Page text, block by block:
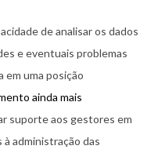
de analisar os dados
e eventuais problemas
em uma posição
ainda mais
suporte aos gestores em
administração das